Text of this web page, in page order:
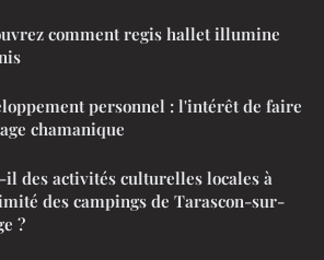
comment regis hallet illumine
personnel : l'intérêt de faire
chamanique
il des activités culturelles locales à
des campings de Tarascon-sur-
?